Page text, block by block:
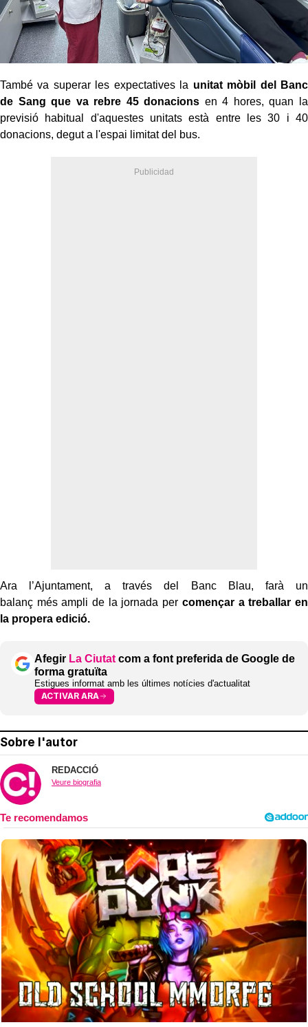
També va superar les expectatives la unitat mòbil del Banc
de Sang que va rebre 45 donacions en 4 hores, quan la
previsió habitual
d'aquestes unitats està entre les 30 i 40
donacions, degut a l'espai limitat del bus.
Ara l’Ajuntament, a través del Banc Blau, farà un
balanç mésampli de la jornada per començar a treballar en
la propera edició.
Afegir La Ciutat com a font preferida de Google de
forma gratuïta
Estigues informat amb les últimes notícies d'actualitat
ACTIVAR ARA
Sobre l'autor
REDACCIÓ
Veure biografia